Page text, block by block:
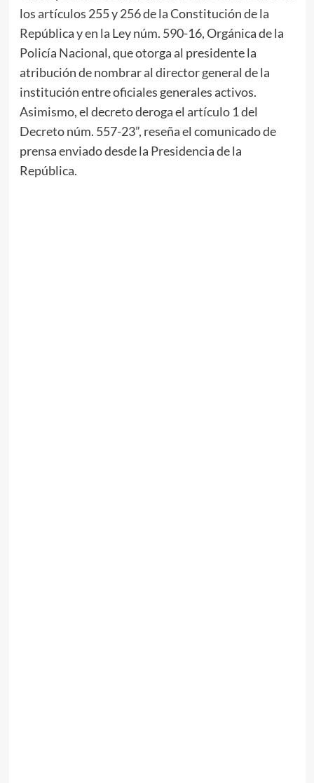
los artículos 255 y 256 de la Constitución de la
República y en la Ley núm. 590-16, Orgánica de la
Policía Nacional, que otorga al presidente la
atribución de nombrar al director general de la
institución entre oficiales generales activos.
Asimismo, el decreto deroga el artículo 1 del
Decreto núm. 557-23”, reseña el comunicado de
prensa enviado desde la Presidencia de la
República.